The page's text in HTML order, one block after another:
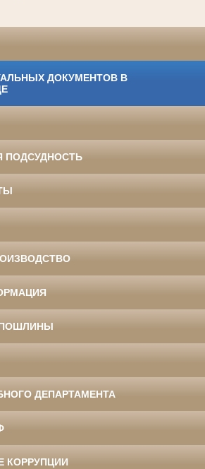
ДОКУМЕНТОВ В
ПОДСУДНОСТЬ
ДЕПАРТАМЕНТА
КОРРУПЦИИ